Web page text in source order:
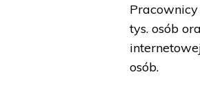
tys. osób
osób.